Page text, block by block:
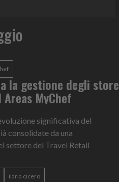
la gestione degli store
MyChef
significativa del
consolidate da una
settore del Travel Retail
ilaria cicero